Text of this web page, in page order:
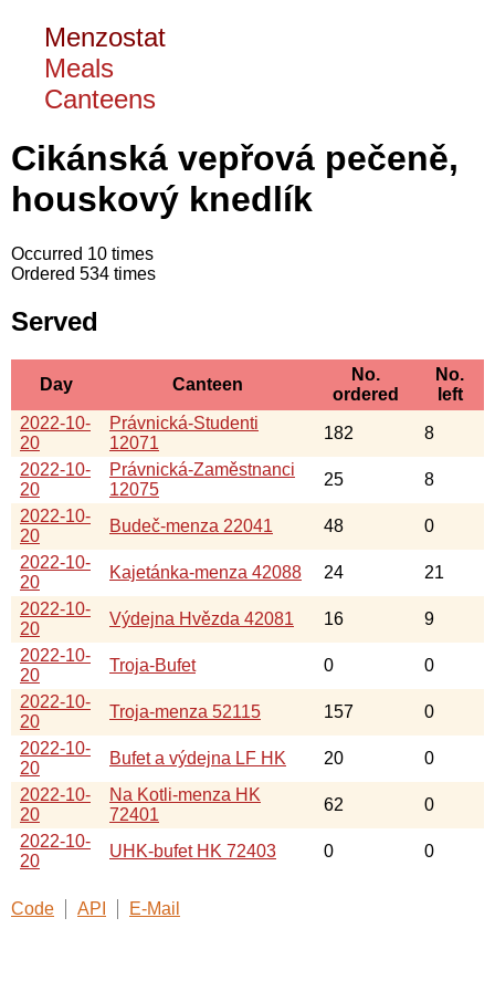
Menzostat
Meals
Canteens
Cikánská vepřová pečeně,
houskový knedlík
Occurred 10 times
Ordered 534 times
Served
Day Canteen
No.
ordered
No.
left
2022-10-
20
Právnická-Studenti
12071
182
8
2022-10-
20
Právnická-Zaměstnanci
12075
25
8
2022-10-
20
Budeč-menza 22041 48
0
2022-10-
20
Kajetánka-menza 42088 24
21
2022-10-
20
Výdejna Hvězda 42081 16
9
2022-10-
20
Troja-Bufet 0
0
2022-10-
20
Troja-menza 52115 157
0
2022-10-
20
Bufet a výdejna LF HK 20
0
2022-10-
20
Na Kotli-menza HK
72401
62
0
2022-10-
20
UHK-bufet HK 72403 0 0
Code API E-Mail